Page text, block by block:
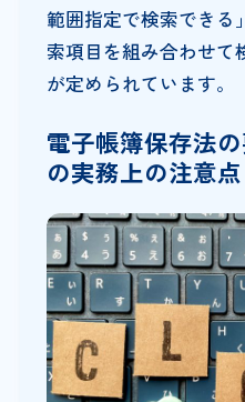
範囲指定で検索できる
索項目を組み合わせて
が定められています。
電子帳簿保存法
の実務上の注意点